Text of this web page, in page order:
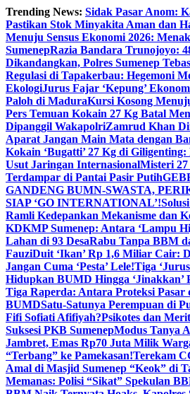
Skip
to
content
Trending News: Sidak Pasar Anom:
Pastikan Stok Minyakita Aman dan
Menuju Sensus Ekonomi 2026:
SumenepRazia Bandara Trunojoyo:
Dikandangkan, Polres Sumenep
Regulasi di Tapakerbau: Hegemoni
EkologiJurus Fajar ‘Kepung’
Paloh di MaduraKursi Kosong
Pers Temuan Kokain 27 Kg Batal
Dipanggil WakapolriZamrud Khan
Aparat Jangan Main Mata dengan
Kokain ‘Bugatti’ 27 Kg di
Usut Jaringan InternasionalMisteri
Terdampar di Pantai Pasir Putih
GANDENG BUMN-SWASTA,
SIAP ‘GO INTERNATIONAL’!
Ramli Kedepankan Mekanisme dan
KDKMP Sumenep: Antara ‘Lampu
Lahan di 93 DesaRabu Tanpa BBM
FauziDuit ‘Ikan’ Rp 1,6 Miliar Cair:
Jangan Cuma ‘Pesta’ Lele!Tiga
Hidupkan BUMD Hingga ‘Jinakkan’
Tiga Raperda: Antara Proteksi Pasar
BUMDSatu-Satunya Perempuan di
Fifi Sofiati Afifiyah?Psikotes dan
Suksesi PKB SumenepModus Tanya
Jambret, Emas Rp70 Juta Milik
“Terbang” ke Pamekasan!Terekam
Amal di Masjid Sumenep “Keok” di
Memanas: Polisi “Sikat” Spekulan